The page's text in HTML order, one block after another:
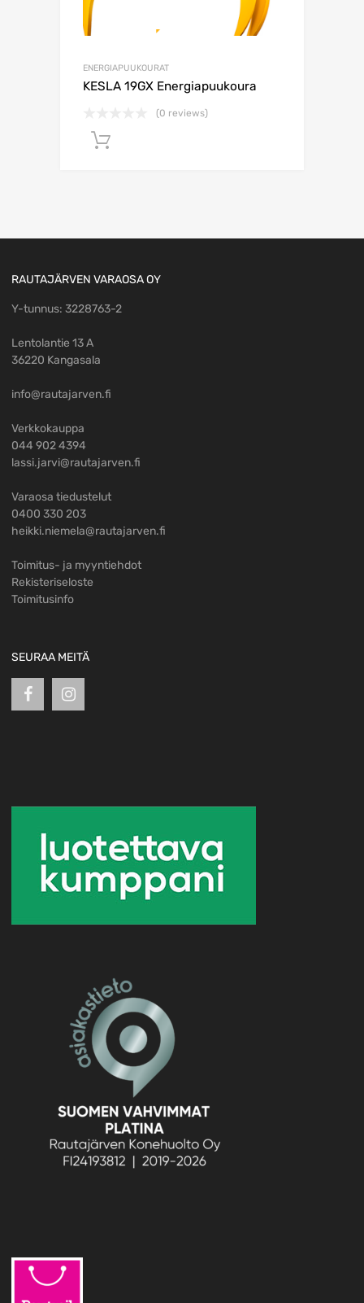
ENERGIAPUUKOURAT
KESLA 19GX Energiapuukoura
(0 reviews)
RAUTAJÄRVEN VARAOSA OY
Y-tunnus: 3228763-2
Lentolantie 13 A
36220 Kangasala
info@rautajarven.fi
Verkkokauppa
044 902 4394
lassi.jarvi@rautajarven.fi
Varaosa tiedustelut
0400 330 203
heikki.niemela@rautajarven.fi
Toimitus- ja myyntiehdot
Rekisteriseloste
Toimitusinfo
SEURAA MEITÄ